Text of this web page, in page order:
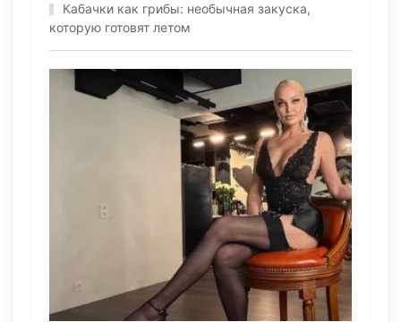
Кабачки как грибы: необычная закуска,
которую готовят летом